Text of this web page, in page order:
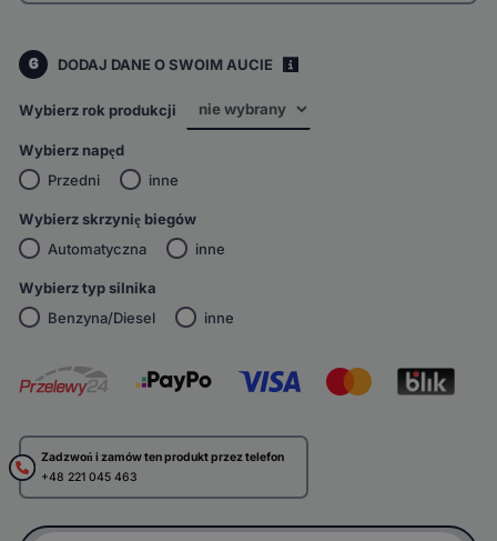
6 DODAJ DANE O SWOIM AUCIE
Wybierz rok produkcji
Wybierz napęd
Przedni
inne
Wybierz skrzynię biegów
Automatyczna
inne
Wybierz typ silnika
Benzyna/Diesel
inne
Zadzwoń i zamów ten produkt przez telefon
+48 221 045 463